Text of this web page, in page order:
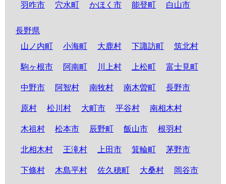
羽咋市 穴水町 かほく市 能登町 白山市
長野県
山ノ内町
小海町 大鹿村 下諏訪町 筑北村
駒ヶ根市 阿南町 川上村 上松町 富士見町
中野市 阿智村 南牧村 南木曽町 長野市
原村 松川村 大町市 平谷村 南相木村
木祖村 松本市 辰野町 飯山市 根羽村
北相木村 王滝村 上田市 箕輪町 茅野市
下條村 木島平村 佐久穂町 大桑村 岡谷市